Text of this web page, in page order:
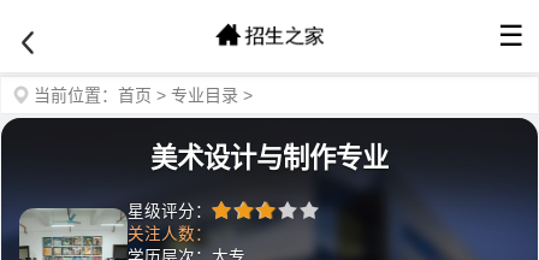
☰
当前位置： 首页 > 专业目录 >
美术设计与制作专业
星级评分：
关注人数：